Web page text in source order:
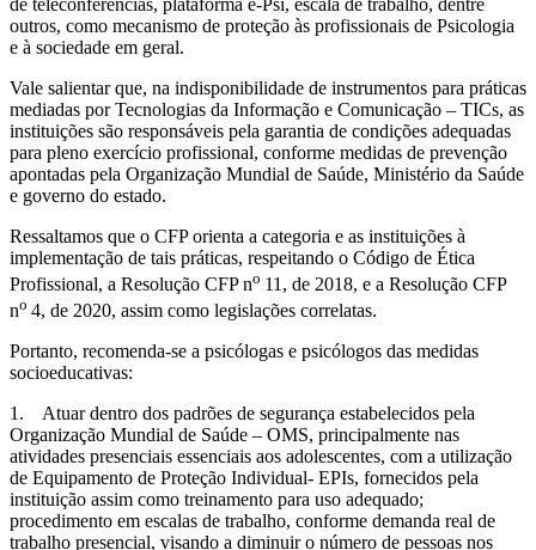
outros, como mecanismo de proteção às profissionais de Psicologia
e à sociedade em geral.
Vale salientar que, na indisponibilidade de instrumentos para práticas
mediadas por Tecnologias da Informação e Comunicação – TICs, as
instituições são responsáveis pela garantia de condições adequadas
para pleno exercício profissional, conforme medidas de prevenção
apontadas pela Organização Mundial de Saúde, Ministério da Saúde
e governo do estado.
Ressaltamos que o CFP orienta a categoria e as instituições à
implementação de tais práticas, respeitando o Código de Ética
Profissional, a Resolução CFP no 11, de 2018, e a Resolução CFP
no 4, de 2020, assim como legislações correlatas.
Portanto, recomenda-se a psicólogas e psicólogos das medidas
socioeducativas:
1. Atuar dentro dos padrões de segurança estabelecidos pela
Organização Mundial de Saúde – OMS, principalmente nas
atividades presenciais essenciais aos adolescentes, com a utilização
de Equipamento de Proteção Individual- EPIs, fornecidos pela
instituição assim como treinamento para uso adequado;
procedimento em escalas de trabalho, conforme demanda real de
trabalho presencial, visando a diminuir o número de pessoas nos